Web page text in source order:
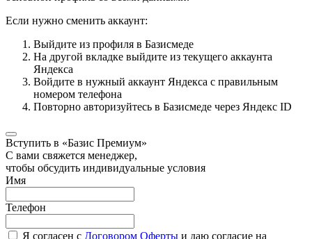
Если нужно сменить аккаунт:
Выйдите из профиля в Базисмеде
На другой вкладке выйдите из текущего аккаунта
Яндекса
Войдите в нужный аккаунт Яндекса с правильным
номером телефона
Повторно авторизуйтесь в Базисмеде через Яндекс ID
Вступить в «Базис Премиум»
С вами свяжется менеджер,
чтобы обсудить индивидуальные условия
Имя
Телефон
Я согласен с Договором Оферты и даю согласие на